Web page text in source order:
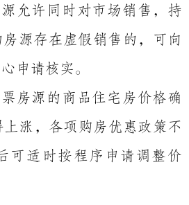
允许同时对市场销售，持
源存在虚假销售的，可向
申请核实。
房源的商品住宅房价格确
涨，各项购房优惠政策不
可适时按程序申请调整价